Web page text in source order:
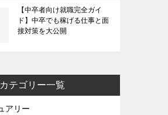
【中卒者向け就職完全ガイ
ド】中卒でも稼げる仕事と面
接対策を大公開
テゴリー一覧
アリー